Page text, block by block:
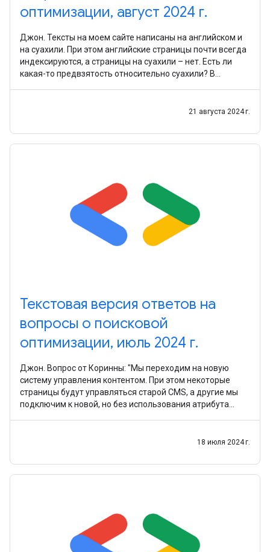
оптимизации, август 2024 г.
Джон. Тексты на моем сайте написаны на английском и
на суахили. При этом английские страницы почти всегда
индексируются, а страницы на суахили – нет. Есть ли
какая-то предвзятость относительно суахили? В
21 августа 2024 г.
Текстовая версия ответов на
вопросы о поисковой
оптимизации, июль 2024 г.
Джон. Вопрос от Коринны: "Мы переходим на новую
систему управления контентом. При этом некоторые
страницы будут управляться старой CMS, а другие мы
подключим к новой, но без использования атрибута
18 июля 2024 г.